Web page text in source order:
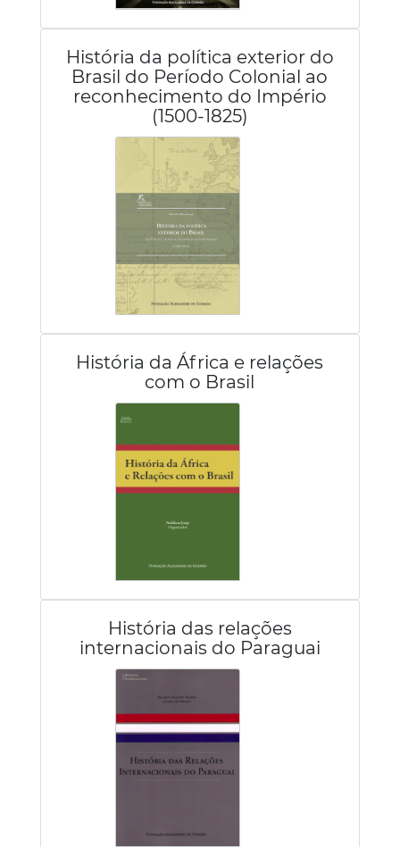
História da política exterior do
Brasil do Período Colonial ao
reconhecimento do Império
(1500-1825)
História da África e relações
com o Brasil
História das relações
internacionais do Paraguai